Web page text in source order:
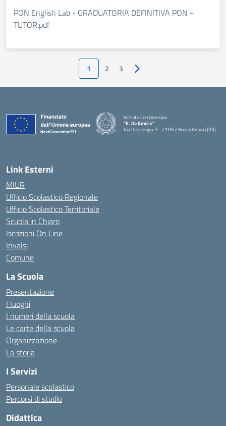
PON English Lab - GRADUATORIA DEFINITIVA PON -
TUTOR.pdf
1 2 3 Pagina successiva
Istituto Comprensivo
"E. De Amicis"
Via Pastrengo, 3 - 21052 Busto Arsizio (VA)
Link Esterni
MIUR
Ufficio Scolastico Regionale
Ufficio Scolastico Territoriale
Scuola in Chiaro
Iscrizioni On Line
Invalsi
Comune
La Scuola
Presentazione
I luoghi
I numeri della scuola
Le carte della scuola
Organizzazione
La storia
I Servizi
Personale scolastico
Percorsi di studio
Didattica